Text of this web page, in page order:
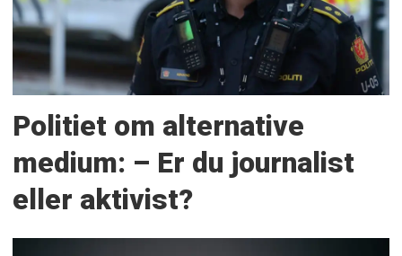
Politiet om alternative
medium: – Er du journalist
eller aktivist?